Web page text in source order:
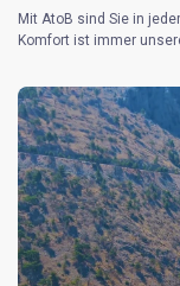
Mit AtoB sind Sie in
Komfort ist immer